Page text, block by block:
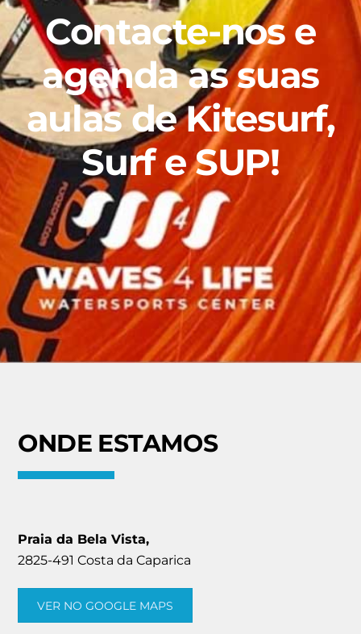
Contacte-nos e
agenda as suas
aulas de Kitesurf,
Surf e SUP!
ONDE ESTAMOS
Praia da Bela Vista,
2825-491 Costa da Caparica
VER NO GOOGLE MAPS